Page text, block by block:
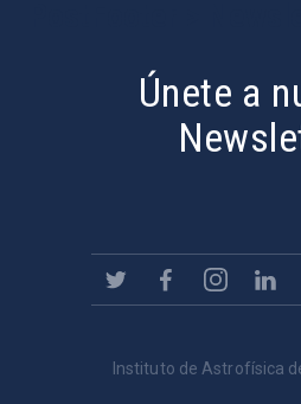
Únete a
Instituto de Astrofísica